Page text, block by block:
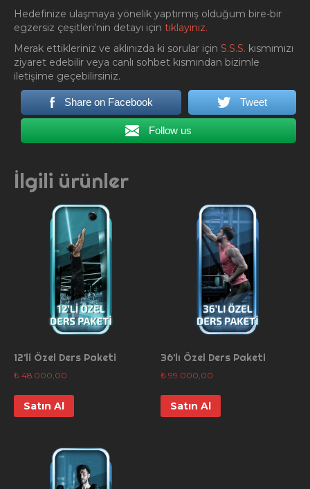
Hedefinize ulaşmaya yönelik yaptırmış olduğum bire-bir
egzersiz çeşitleri’nin detayı için tıklayınız.
Merak ettikleriniz ve aklınızda ki sorular için S.S.S. kısmımızı
ziyaret edebilir veya canlı sohbet kısmından bizimle
iletişime geçebilirsiniz.
Share on Facebook Tweet
Follow us
İlgili ürünler
12’li Özel Ders Paketi
₺ 48.000,00
Satın Al
36’lı Özel Ders Paketi
₺ 99.000,00
Satın Al